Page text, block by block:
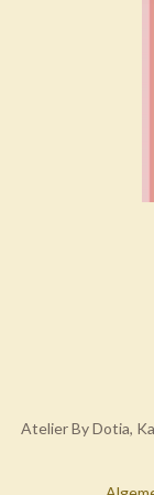
Atelier By Dotia,